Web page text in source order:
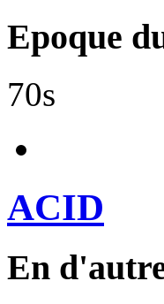
Epoque
70s
ACID
En